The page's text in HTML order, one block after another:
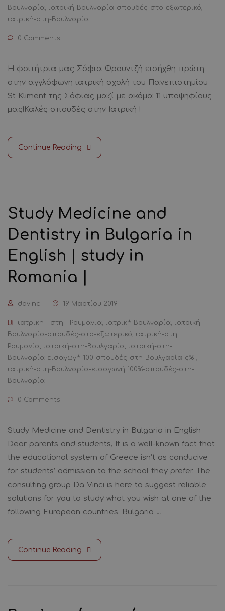
Βουλγαρία, ιατρική-Βουλγαρία-σπουδές-στο-εξωτερικό,
ιατρική-στη-Βουλγαρία
0 Comments
Η φοιτήτρια μας Σόφια Φρουντζή εισήχθη πρώτη
στην αγγλόφωνη ιατρική σχολή του Πανεπιστημίου
St Kliment της Σόφιας μαζί με ακόμα 11 υποψηφίους
μας!Καλές σπουδές στην Ιατρική !
Continue Reading
Study Medicine and
Dentistry in Bulgaria in
English | study in
Romania |
davinci 19 Μαρτίου 2019
ιατρικη - στη - Ρουμανια, ιατρική Βουλγαρία, ιατρική-
Βουλγαρία-σπουδές-στο-εξωτερικό, ιατρική-στη
Ρουμανία, ιατρική-στη-Βουλγαρία, ιατρική-στη-
Βουλγαρία-εισαγωγή 100-σπουδές-στη-Βουλγαρία-ς%-,
ιατρική-στη-Βουλγαρία-εισαγωγή 100%-σπουδές-στη-
Βουλγαρία
0 Comments
Study Medicine and Dentistry in Bulgaria in English
Dear parents and students, It is a well-known fact that
the educational system of Greece isn’t as conducive
for students’ admission to the school they prefer. The
consulting group Da Vinci is here to suggest reliable
solutions for you to study what you wish at one of the
following European countries. Bulgaria …
Continue Reading